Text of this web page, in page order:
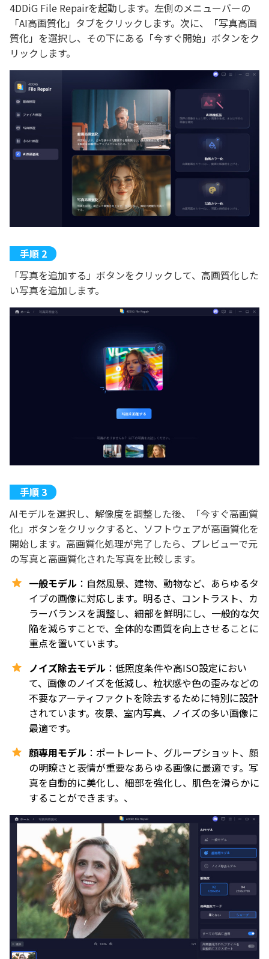
4DDiG File Repairを起動します。左側のメニューバーの
「AI高画質化」タブをクリックします。次に、「写真高画
質化」を選択し、その下にある「今すぐ開始」ボタンをク
リックします。
「写真を追加する」ボタンをクリックして、高画質化した
い写真を追加します。
AIモデルを選択し、解像度を調整した後、「今すぐ高画質
化」ボタンをクリックすると、ソフトウェアが高画質化を
開始します。高画質化処理が完了したら、プレビューで元
の写真と高画質化された写真を比較します。
一般モデル ：自然風景、建物、動物など、あらゆるタ
イプの画像に対応します。明るさ、コントラスト、カ
ラーバランスを調整し、細部を鮮明にし、一般的な欠
陥を減らすことで、全体的な画質を向上させることに
重点を置いています。
ノイズ除去モデル ：低照度条件や高ISO設定におい
て、画像のノイズを低減し、粒状感や色の歪みなどの
不要なアーティファクトを除去するために特別に設計
されています。夜景、室内写真、ノイズの多い画像に
最適です。
顔専用モデル ：ポートレート、グループショット、顔
の明瞭さと表情が重要なあらゆる画像に最適です。写
真を自動的に美化し、細部を強化し、肌色を滑らかに
することができます。、